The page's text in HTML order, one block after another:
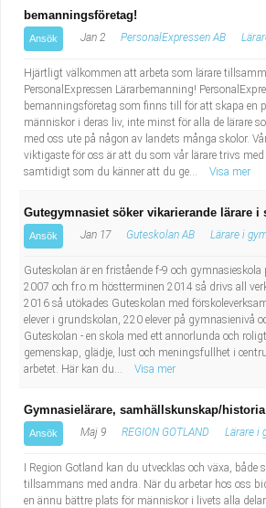
bemanningsföretag!
Ansök Jan 2 PersonalExpressen AB
Hjärtligt välkommen att arbeta som lärare
PersonalExpressen Lärarbemanning!
bemanningsföretag som finns till för att skapa en
människor i deras liv, inte minst för alla de lärare
med oss ute på någon av landets många skolor.
viktigaste för oss är att du som vår lärare trivs
samtidigt som du känner att du ge...
Visa mer
Gutegymnasiet söker vikarierande lärare i
Ansök Jan 17 Guteskolan AB Lärare i
Guteskolan är en fristående f-9 och
2007 och fr.o.m höstterminen 2014 så drivs all
2016 så utökades Guteskolan med
elever i grundskolan, 220 elever på gymnasienivå
Guteskolan - en skola med ett annorlunda och
gemenskap, glädje, lust och meningsfullhet i
arbetet. Här kan du...
Visa mer
Gymnasielärare, samhällskunskap/historia
Ansök Maj 9 REGION GOTLAND Lärare i
I Region Gotland kan du utvecklas och växa, både
tillsammans med andra. När du arbetar hos oss
en ännu bättre plats för människor i livets alla